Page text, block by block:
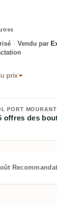
· Vendu par
prix
PORT
offres des